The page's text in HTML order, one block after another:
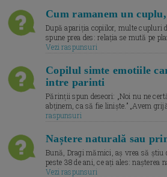
Cum ramanem un
După apariția copiilor, multe cupluri
spune prea des: relația se mută pe
Vezi raspunsuri
Copilul simte emotiile
intre parinti
Părinții spun deseori: „Noi nu ne
abținem, ca să fie liniște.” „Avem
raspunsuri
Naștere naturală sau
Bună, Dragi mămici, aș vrea să știu
peste 38 de ani, ce ați ales: nașterea
Vezi raspunsuri